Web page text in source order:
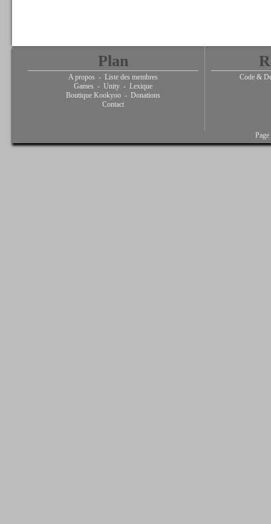
Plan
A propos - Liste des membres
Games - Unity - Lexique
Boutique Kookyoo - Donations
Contact
Code &